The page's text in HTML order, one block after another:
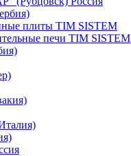
плиты TIM SISTEM
печи TIM SISTEM